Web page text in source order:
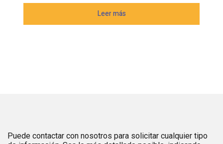
Leer más
Puede contactar con nosotros para solicitar cualquier tipo